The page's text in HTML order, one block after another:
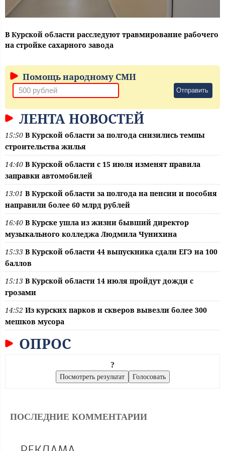
В Курской области расследуют травмирование рабочего
на стройке сахарного завода
Помощь народному СМИ
Отправить
ЛЕНТА НОВОСТЕЙ
15:50 В Курской области за полгода снизились темпы
строительства жилья
14:40 В Курской области с 15 июля изменят правила
заправки автомобилей
13:01 В Курской области за полгода на пенсии и пособия
направили более 60 млрд рублей
16:40 В Курске ушла из жизни бывший директор
музыкального колледжа Людмила Чунихина
15:33 В Курской области 44 выпускника сдали ЕГЭ на 100
баллов
15:13 В Курской области 14 июля пройдут дожди с
грозами
14:52 Из курских парков и скверов вывезли более 300
мешков мусора
ОПРОС
?
ПОСЛЕДНИЕ КОММЕНТАРИИ